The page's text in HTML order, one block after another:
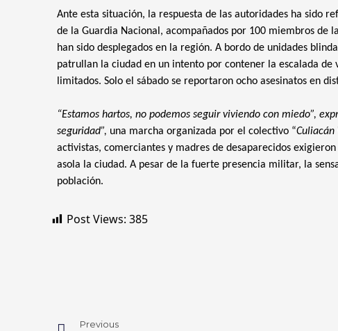
Ante esta situación, la respuesta de las autoridades ha sido
de la Guardia Nacional, acompañados por 100 miembros de
han sido desplegados en la región. A bordo de unidades
patrullan la ciudad en un intento por contener la escalada de
limitados. Solo el sábado se reportaron ocho asesinatos en
“Estamos hartos, no podemos seguir viviendo con miedo”,
seguridad”, una marcha organizada por el colectivo “Culiacán
activistas, comerciantes y madres de desaparecidos
asola la ciudad. A pesar de la fuerte presencia militar, la
población.
Post Views: 385
Previous